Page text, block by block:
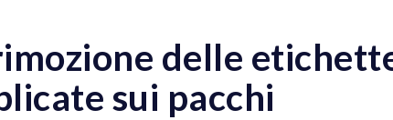
delle
sui pacchi